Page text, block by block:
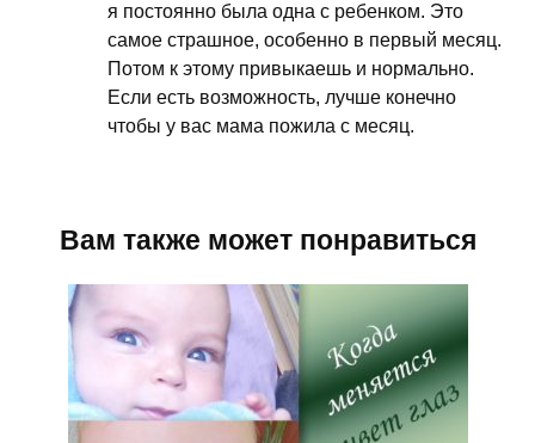
я постоянно была одна с ребенком. Это
самое страшное, особенно в первый месяц.
Потом к этому привыкаешь и нормально.
Если есть возможность, лучше конечно
чтобы у вас мама пожила с месяц.
Вам также может понравиться